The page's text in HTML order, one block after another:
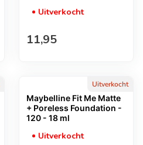
Uitverkocht
Normale prijs
11,95
Uitverkocht
Maybelline Fit Me Matte
+ Poreless Foundation -
120 - 18 ml
Uitverkocht